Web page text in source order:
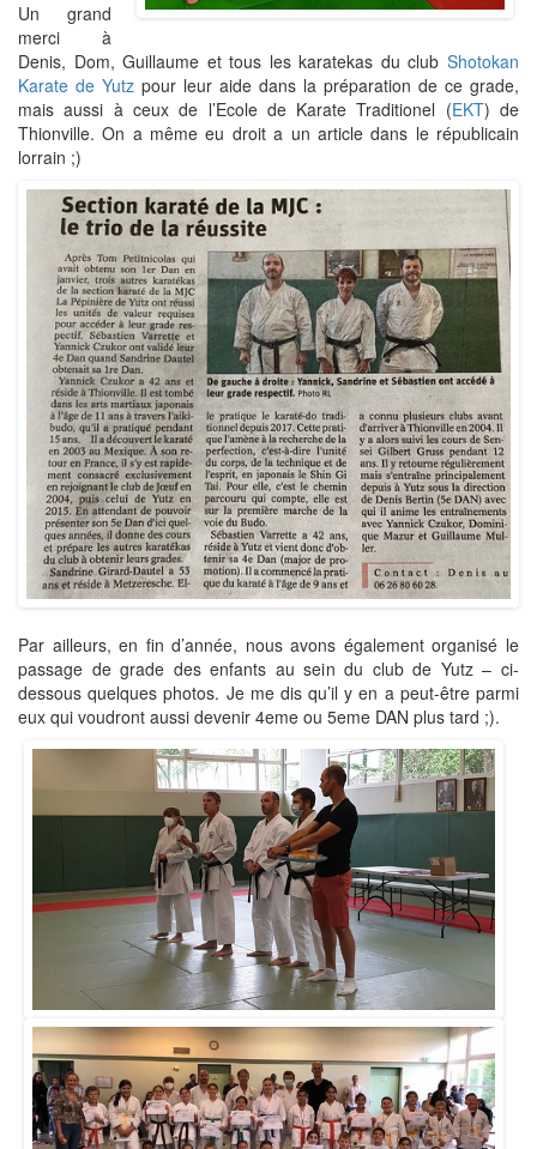
Un grand
merci à
Denis, Dom, Guillaume et tous les karatekas du club Shotokan
Karate de Yutz pour leur aide dans la préparation de ce grade,
mais aussi à ceux de l’Ecole de Karate Traditionel (EKT) de
Thionville. On a même eu droit a un article dans le républicain
lorrain ;)
Par ailleurs, en fin d’année, nous avons également organisé le
passage de grade des enfants au sein du club de Yutz – ci-
dessous quelques photos. Je me dis qu’il y en a peut-être parmi
eux qui voudront aussi devenir 4eme ou 5eme DAN plus tard ;).